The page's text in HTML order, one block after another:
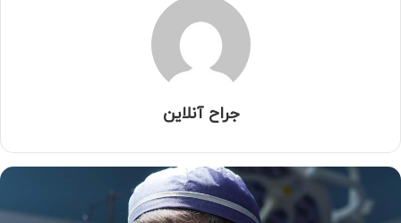
جراح آنلاین